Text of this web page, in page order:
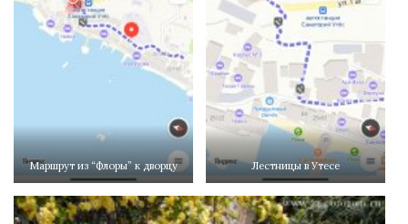
Маршрут из “Флоры” к дворцу Лестницы в Утесе